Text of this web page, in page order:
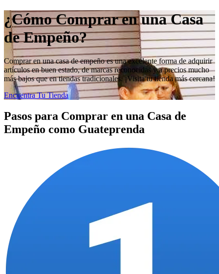
¿Cómo Comprar en una Casa
de Empeño?
Comprar en una casa de empeño es una excelente forma de adquirir
artículos en buen estado, de marcas reconocidas y a precios mucho
más bajos que en tiendas tradicionales. ¡Visita tu tienda más cercana!
Encuentra Tu Tienda
Pasos para Comprar en una Casa de
Empeño como Guateprenda